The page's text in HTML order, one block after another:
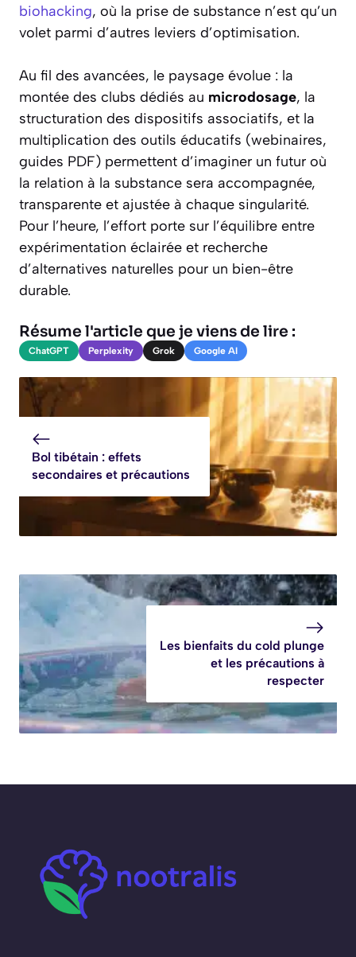
biohacking, où la prise de substance n’est qu’un
volet parmi d’autres leviers d’optimisation.
Au fil des avancées, le paysage évolue : la
montée des clubs dédiés au microdosage, la
structuration des dispositifs associatifs, et la
multiplication des outils éducatifs (webinaires,
guides PDF) permettent d’imaginer un futur où
la relation à la substance sera accompagnée,
transparente et ajustée à chaque singularité.
Pour l’heure, l’effort porte sur l’équilibre entre
expérimentation éclairée et recherche
d’alternatives naturelles pour un bien-être
durable.
Résume l'article que je viens de lire :
ChatGPT Perplexity Grok Google AI
Bol tibétain : effets
secondaires et précautions
Les bienfaits du cold plunge
et les précautions à
respecter